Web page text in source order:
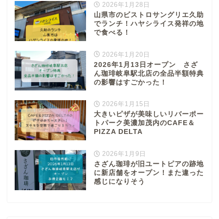
2026年1月28日
山県市のビストロサングリエ久助
でランチ！ハヤシライス発祥の地
で食べる！
2026年1月20日
2026年1月13日オープン さざ
ん珈琲岐阜駅北店の全品半額特典
の影響はすごかった！
2026年1月15日
大きいピザが美味しいリバーポー
トパーク美濃加茂内のCAFE＆
PIZZA DELTA
2026年1月9日
さざん珈琲が旧ユートピアの跡地
に新店舗をオープン！また違った
感じになりそう